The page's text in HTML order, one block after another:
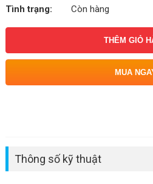
Tình trạng: Còn hàng
THÊM GIỎ
MUA
Thông số kỹ thuật